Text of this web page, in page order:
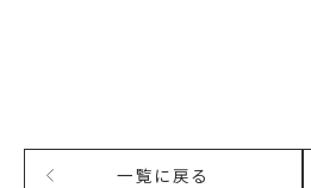
一覧に戻る